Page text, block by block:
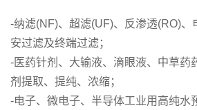
-纳滤(NF)、超滤(UF)、反渗透(RO)、
安过滤及终端过滤；
-医药针剂、大输液、滴眼液、中草药
剂提取、提纯、浓缩；
-电子、微电子、半导体工业用高纯水